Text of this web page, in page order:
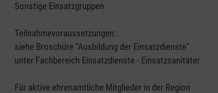
Sonstige Einsatzgruppen
Teilnahmevoraussetzungen:
siehe Broschüre "Ausbildung der Einsatzdienste"
unter Fachbereich Einsatzdienste - Einsatzsanitäter
Für aktive ehrenamtliche Mitglieder in der Region